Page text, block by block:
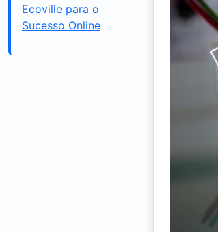
Ecoville para o
Sucesso Online